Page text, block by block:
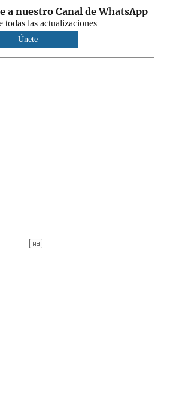
a nuestro Canal de WhatsApp
todas las actualizaciones
Únete